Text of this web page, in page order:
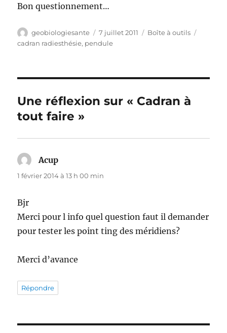
Bon questionnement…
Auteur
geobiologiesante
Publié
le
7 juillet 2011 Catégories
Boîte à outils
cadran radiesthésie, pendule
Une réflexion sur « Cadran à
tout faire »
Acup
1 février 2014 à 13 h 00 min
Bjr
Merci pour l info quel question faut il demander
pour tester les point ting des méridiens?
Merci d’avance
Répondre